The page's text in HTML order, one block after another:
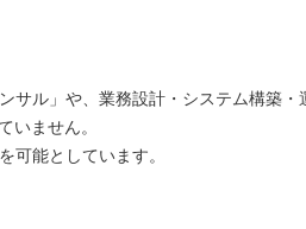
サル」や、業務設計・システム構築・
いません。
可能としています。